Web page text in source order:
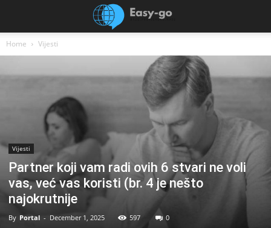
Home Vijesti
Vijesti
Partner koji vam radi ovih 6 stvari ne voli
vas, već vas koristi (br. 4 je nešto
najokrutnije
By Portal - December 1, 2025 597 0